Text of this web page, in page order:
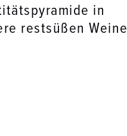
in
restsüßen Weine